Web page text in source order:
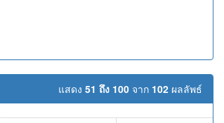
แสดง 51 ถึง 100 จาก 102 ผลลัพธ์